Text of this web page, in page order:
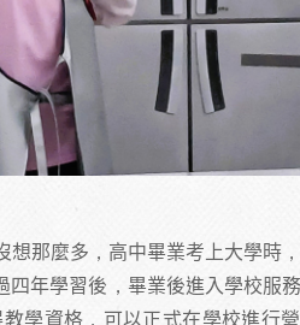
那麼多，高中畢業考上大學時
年學習後，畢業後進入學校服
學資格，可以正式在學校進行